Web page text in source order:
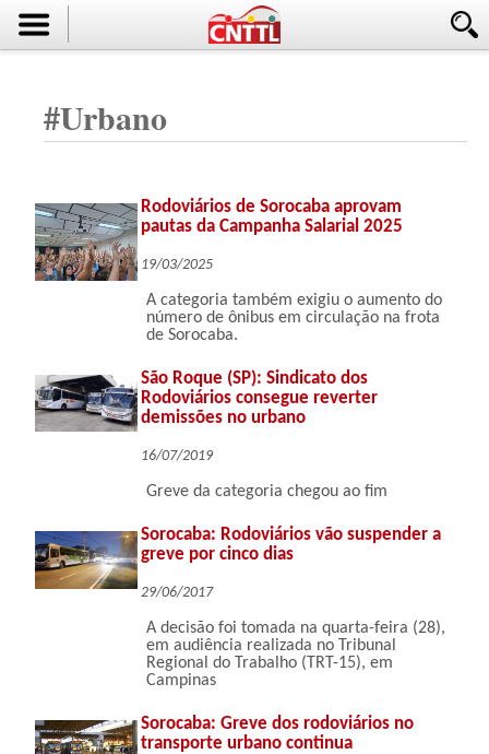
#Urbano
Rodoviários de Sorocaba aprovam
pautas da Campanha Salarial 2025
19/03/2025
A categoria também exigiu o aumento do
número de ônibus em circulação na frota
de Sorocaba.
São Roque (SP): Sindicato dos
Rodoviários consegue reverter
demissões no urbano
16/07/2019
Greve da categoria chegou ao fim
Sorocaba: Rodoviários vão suspender a
greve por cinco dias
29/06/2017
A decisão foi tomada na quarta-feira (28),
em audiência realizada no Tribunal
Regional do Trabalho (TRT-15), em
Campinas
Sorocaba: Greve dos rodoviários no
transporte urbano continua